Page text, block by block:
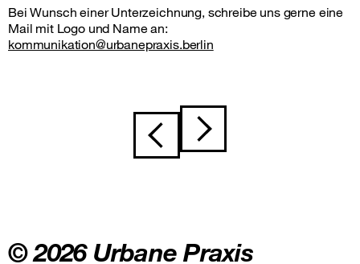
Bei Wunsch einer Unterzeichnung, schreibe uns gerne eine
Mail mit Logo und Name an:
kommunikation@urbanepraxis.berlin
Beitragsnavigation
© 2026 Urbane Praxis